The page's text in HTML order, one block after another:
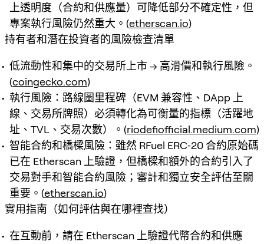
上透明度（合約和供應量）可降低部分不確定性，但
專案執行風險仍然重大。(etherscan.io)
持有者和潛在投資者的風險檢查清單
低流動性和集中的交易所上市 → 高滑價和執行風險。
(coingecko.com)
執行風險：路線圖里程碑（EVM 兼容性、DApp 上
線、交易所牌照）必須轉化為可衡量的指標（活躍地
址、TVL、交易次數）。(riodefiofficial.medium.com)
智能合約和橋樑風險：雖然 RFuel ERC‑20 合約原始碼
已在 Etherscan 上驗證，但橋樑和額外的合約引入了
交易對手和智能合約風險；審計和獨立安全評估至關
重要。(etherscan.io)
實用指南（如何評估與在哪裡查找）
在互動前，請在 Etherscan 上驗證代幣合約和供應